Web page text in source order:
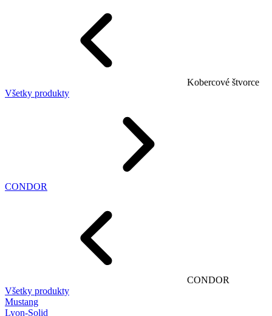
Kobercové štvorce
Všetky produkty
CONDOR
CONDOR
Všetky produkty
Mustang
Lyon-Solid